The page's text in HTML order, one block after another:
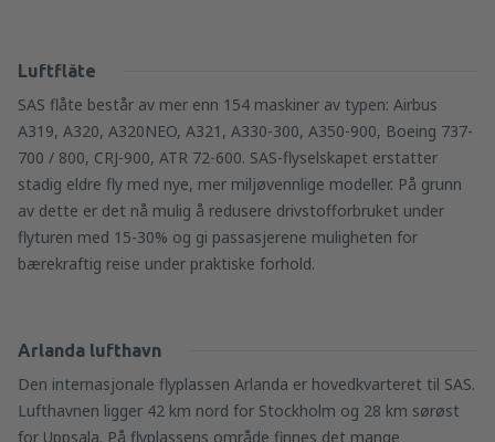
Luftflåte
SAS flåte består av mer enn 154 maskiner av typen: Airbus
A319, A320, A320NEO, A321, A330-300, A350-900, Boeing 737-
700 / 800, CRJ-900, ATR 72-600. SAS-flyselskapet erstatter
stadig eldre fly med nye, mer miljøvennlige modeller. På grunn
av dette er det nå mulig å redusere drivstofforbruket under
flyturen med 15-30% og gi passasjerene muligheten for
bærekraftig reise under praktiske forhold.
Arlanda lufthavn
Den internasjonale flyplassen Arlanda er hovedkvarteret til SAS.
Lufthavnen ligger 42 km nord for Stockholm og 28 km sørøst
for Uppsala. På flyplassens område finnes det mange